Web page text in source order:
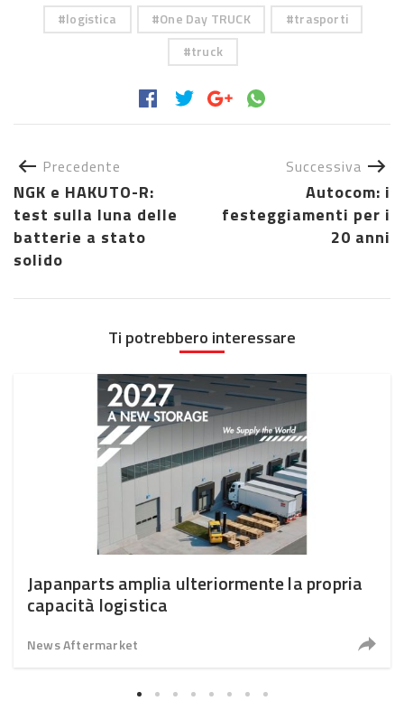
logistica One Day TRUCK
trasporti
truck
Precedente
NGK e HAKUTO-R:
test sulla luna delle
batterie a stato
solido
Successiva
Autocom: i
festeggiamenti per i
20 anni
Ti potrebbero interessare
Japanparts amplia ulteriormente la propria
capacità logistica
News Aftermarket